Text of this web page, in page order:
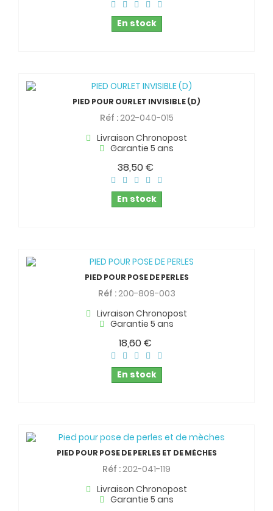
En stock
PIED POUR OURLET INVISIBLE (D)
Réf :202-040-015
Livraison Chronopost
Garantie 5 ans
38,50 €
En stock
PIED POUR POSE DE PERLES
Réf :200-809-003
Livraison Chronopost
Garantie 5 ans
18,60 €
En stock
PIED POUR POSE DE PERLES ET DE MÈCHES
Réf :202-041-119
Livraison Chronopost
Garantie 5 ans